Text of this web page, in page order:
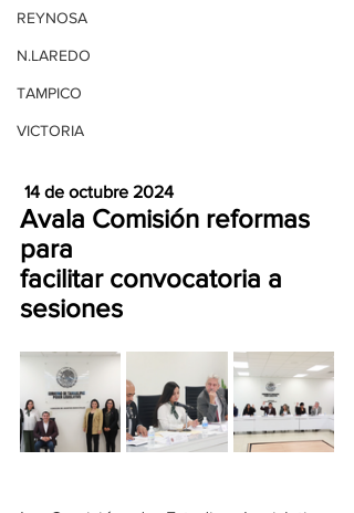
REYNOSA
N.LAREDO
TAMPICO
VICTORIA
14 de octubre 2024
Avala Comisión reformas
para
facilitar convocatoria a
sesiones